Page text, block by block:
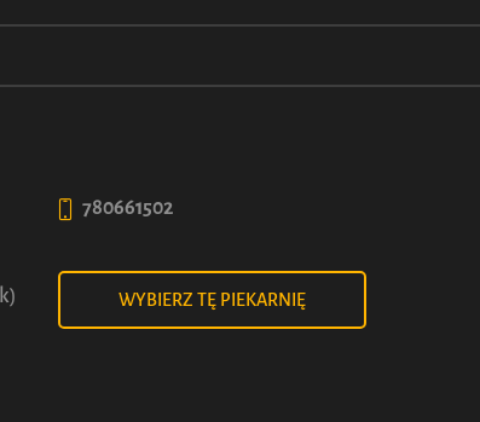
RÓWNIEŻ NA...
780661502
WYBIERZ TĘ PIEKARNIĘ